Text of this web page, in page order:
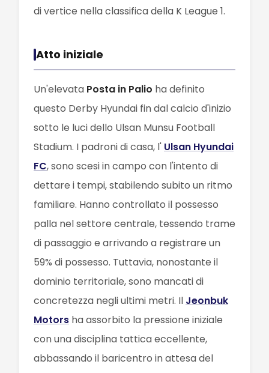
di vertice nella classifica della K League 1.
Atto iniziale
Un'elevata Posta in Palio ha definito
questo Derby Hyundai fin dal calcio d'inizio
sotto le luci dello Ulsan Munsu Football
Stadium. I padroni di casa, l' Ulsan Hyundai
FC, sono scesi in campo con l'intento di
dettare i tempi, stabilendo subito un ritmo
familiare. Hanno controllato il possesso
palla nel settore centrale, tessendo trame
di passaggio e arrivando a registrare un
59% di possesso. Tuttavia, nonostante il
dominio territoriale, sono mancati di
concretezza negli ultimi metri. Il Jeonbuk
Motors ha assorbito la pressione iniziale
con una disciplina tattica eccellente,
abbassando il baricentro in attesa del